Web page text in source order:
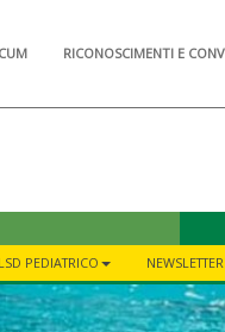
RICONOSCIMENTI E
PEDIATRICO